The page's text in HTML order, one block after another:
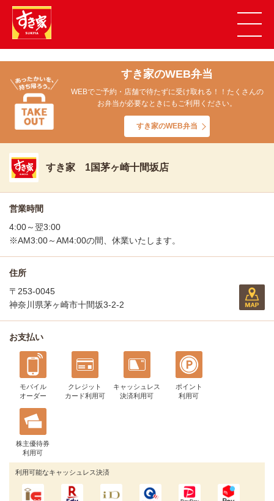
すき家のWEB弁当
WEBでご予約・店舗で待たずに受け取れる！！たくさんの
お弁当が必要なときにもご利用ください。
すき家のWEB弁当
すき家 1国茅ヶ崎十間坂店
営業時間
4:00～翌3:00
※AM3:00～AM4:00の間、休業いたします。
住所
〒253-0045
神奈川県茅ヶ崎市十間坂3-2-2
お支払い
モバイル
オーダー
クレジット
カード利用可
キャッシュレス
決済利用可
ポイント
利用可
株主優待券
利用可
利用可能なキャッシュレス決済